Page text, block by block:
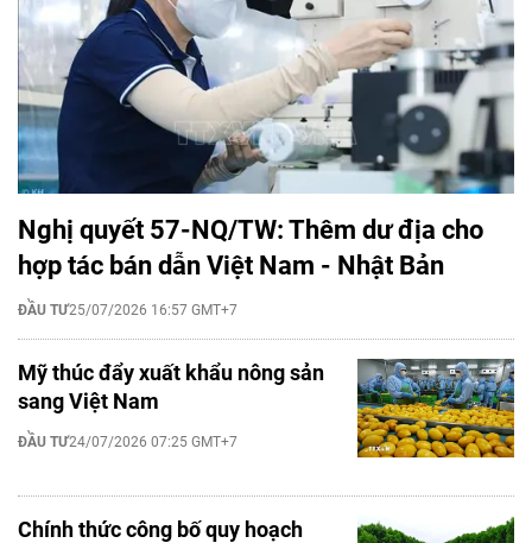
Nghị quyết 57-NQ/TW: Thêm dư địa cho
hợp tác bán dẫn Việt Nam - Nhật Bản
ĐẦU TƯ25/07/2026 16:57 GMT+7
Mỹ thúc đẩy xuất khẩu nông sản
sang Việt Nam
ĐẦU TƯ24/07/2026 07:25 GMT+7
Chính thức công bố quy hoạch